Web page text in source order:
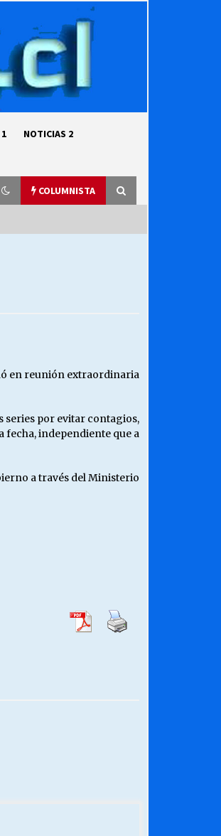
NOTICIAS 2
COLUMNISTA
2026
2026
en reunión extraordinaria
series por evitar contagios,
fecha, independiente que a
a través del Ministerio